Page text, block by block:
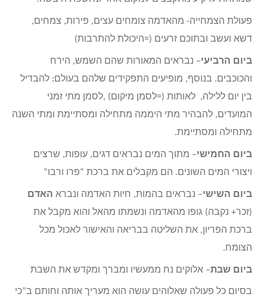
פעולת הצמחייה- מהאדמה צומחים עצים, פירות, צמחים,
דשא ועשב ובתוכם זרעים (=היכולת להתרבות)
ביום הרביעי– נבראים המאורות שהם השמש, הירח
והכוכבים. בנוסף, מופיעים התפקידים שלהם בעולם: להבדיל
בין יום ללילה, לאותות (=לסמן מיקום) ,לסמן מתי זמני
המועדים, להבהיר מתי היממה מתחילה ומסתיימת ומתי השנה
מתחילה ומסתיימת.
ביום החמישי– מתוך המים נבראים דגים, עופות, שרצים
ויצורי המים השונים. הם מקבלים את ברכת “פרו ורבו”
ביום השישי– נבראים בהמות, חיות האדמה ונברא האדם
(זכר+ נקבה) גופו מהאדמה ונשמתו מהאל והוא מקבל את
ברכת הפריון, את השליטה בבריאה והאישור לאכול מכל
הצומח.
ביום שבת– אלוקים נח ממעשיו ומברך ומקדש את השבת
בסיום כל פעולה שאלוהים עושה הוא מעריך אותה וחותם ב”כי